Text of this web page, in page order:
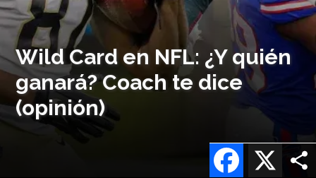
Wild Card en NFL: ¿Y quién
ganará? Coach te dice
(opinión)
X
Facebook